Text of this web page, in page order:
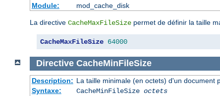
Module:
mod_cache_disk
La directive CacheMaxFileSize permet de définir la taille
CacheMaxFileSize 64000
Directive CacheMinFileSize
Description: La taille minimale (en octets) d'un document
Syntaxe:
CacheMinFileSize octets